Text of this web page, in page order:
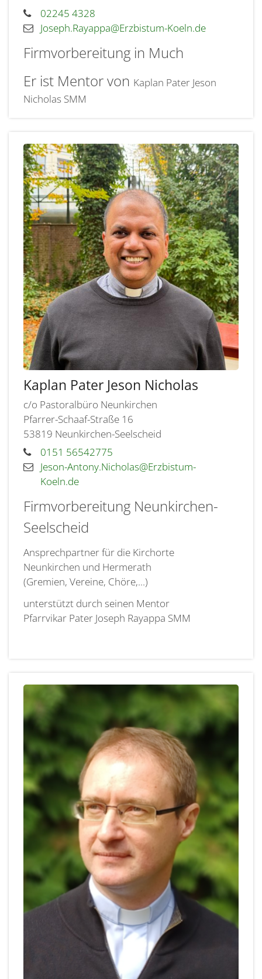
02245 4328
Joseph.Rayappa@Erzbistum-Koeln.de
Firmvorbereitung in Much
Er ist Mentor von Kaplan Pater Jeson
Nicholas SMM
Kaplan Pater Jeson Nicholas
c/o Pastoralbüro Neunkirchen
Pfarrer-Schaaf-Straße 16
53819 Neunkirchen-Seelscheid
0151 56542775
Jeson-Antony.Nicholas@Erzbistum-
Koeln.de
Firmvorbereitung Neunkirchen-
Seelscheid
Ansprechpartner für die Kirchorte
Neunkirchen und Hermerath
(Gremien, Vereine, Chöre,...)
unterstützt durch seinen Mentor
Pfarrvikar Pater Joseph Rayappa SMM